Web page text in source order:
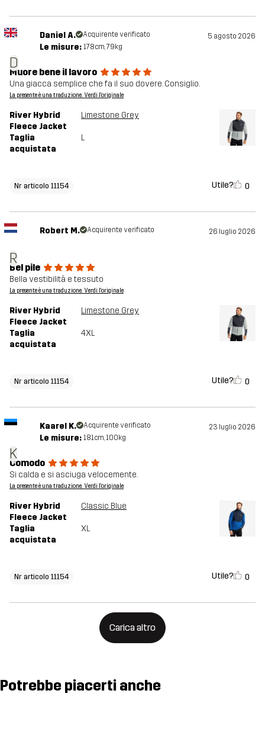
D
Daniel A. Acquirente verificato 5 agosto 2026
Le misure: 178cm, 79kg
Muore bene il lavoro
Una giacca semplice che fa il suo dovere. Consiglio.
La presente è una traduzione. Verdi l'originale
River Hybrid
Fleece Jacket
Limestone Grey
Taglia
acquistata
L
Nr articolo 11154 Utile? 0
R
Robert M. Acquirente verificato 26 luglio 2026
Bel pile
Bella vestibilità e tessuto
La presente è una traduzione. Verdi l'originale
River Hybrid
Fleece Jacket
Limestone Grey
Taglia
acquistata
4XL
Nr articolo 11154 Utile? 0
K
Kaarel K. Acquirente verificato 23 luglio 2026
Le misure: 181cm, 100kg
Comodo
Si calda e si asciuga velocemente.
La presente è una traduzione. Verdi l'originale
River Hybrid
Fleece Jacket
Classic Blue
Taglia
acquistata
XL
Nr articolo 11154 Utile? 0
Carica altro
Potrebbe piacerti anche